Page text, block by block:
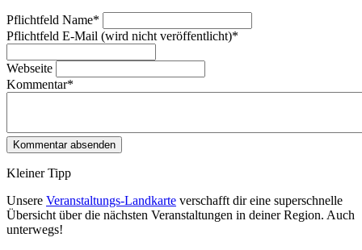
Pflichtfeld Name*
Pflichtfeld E-Mail (wird nicht veröffentlicht)*
Webseite
Kommentar*
Kleiner Tipp
Unsere Veranstaltungs-Landkarte verschafft dir eine superschnelle
Übersicht über die nächsten Veranstaltungen in deiner Region. Auch
unterwegs!